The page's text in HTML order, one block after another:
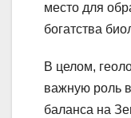
место для
богатства
В целом,
важную роль
баланса на